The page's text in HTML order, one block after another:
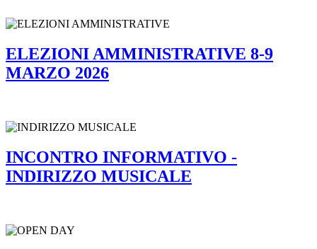
ELEZIONI AMMINISTRATIVE 8-9
MARZO 2026
INCONTRO INFORMATIVO -
INDIRIZZO MUSICALE